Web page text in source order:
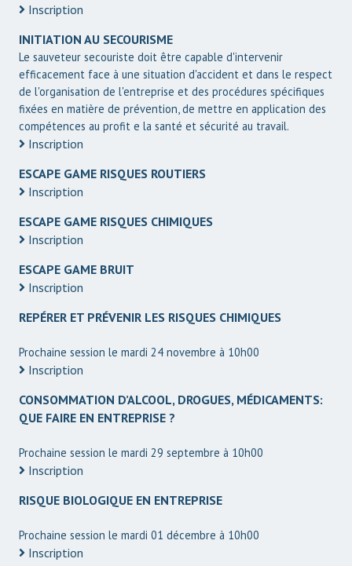
Inscription
INITIATION AU SECOURISME
Le sauveteur secouriste doit être capable d'intervenir
efficacement face à une situation d'accident et dans le respect
de l'organisation de l'entreprise et des procédures spécifiques
fixées en matière de prévention, de mettre en application des
compétences au profit e la santé et sécurité au travail.
Inscription
ESCAPE GAME RISQUES ROUTIERS
Inscription
ESCAPE GAME RISQUES CHIMIQUES
Inscription
ESCAPE GAME BRUIT
Inscription
REPÉRER ET PRÉVENIR LES RISQUES CHIMIQUES
Prochaine session le mardi 24 novembre à 10h00
Inscription
CONSOMMATION D’ALCOOL, DROGUES, MÉDICAMENTS:
QUE FAIRE EN ENTREPRISE ?
Prochaine session le mardi 29 septembre à 10h00
Inscription
RISQUE BIOLOGIQUE EN ENTREPRISE
Prochaine session le mardi 01 décembre à 10h00
Inscription